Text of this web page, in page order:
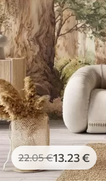
22.05€13 .23€